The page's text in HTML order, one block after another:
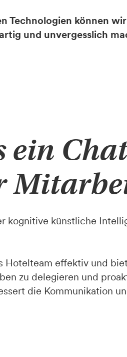
können
und unvergesslich
ein
kognitive künstliche
Hotelteam effektiv und
zu delegieren und
die Kommunikation